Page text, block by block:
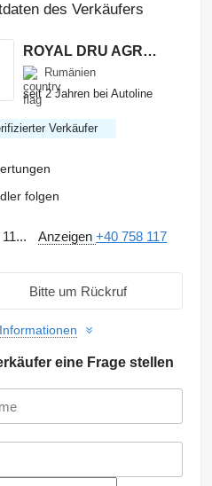
des Verkäufers
ROYAL DRU AGRO S.R.L.
Rumänien
seit 2 Jahren bei Autoline
Verkäufer
folgen
Anzeigen+40 758 117
Bitte um Rückruf
eine Frage stellen